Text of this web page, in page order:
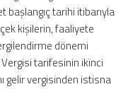
tarihi itibarıyla
kişilerin, faaliyete
dönemi
tarifesinin ikinci
gelir vergisinden istisna